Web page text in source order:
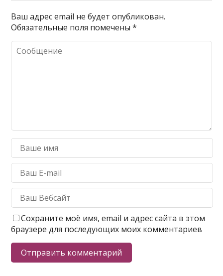
Ваш адрес email не будет опубликован.
Обязательные поля помечены*
Сохраните моё имя, email и адрес сайта в этом
браузере для последующих моих комментариев